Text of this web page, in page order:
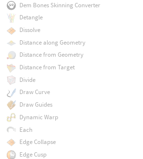
Dem Bones Skinning Converter
Detangle
Dissolve
Distance along Geometry
Distance from Geometry
Distance from Target
Divide
Draw Curve
Draw Guides
Dynamic Warp
Each
Edge Collapse
Edge Cusp